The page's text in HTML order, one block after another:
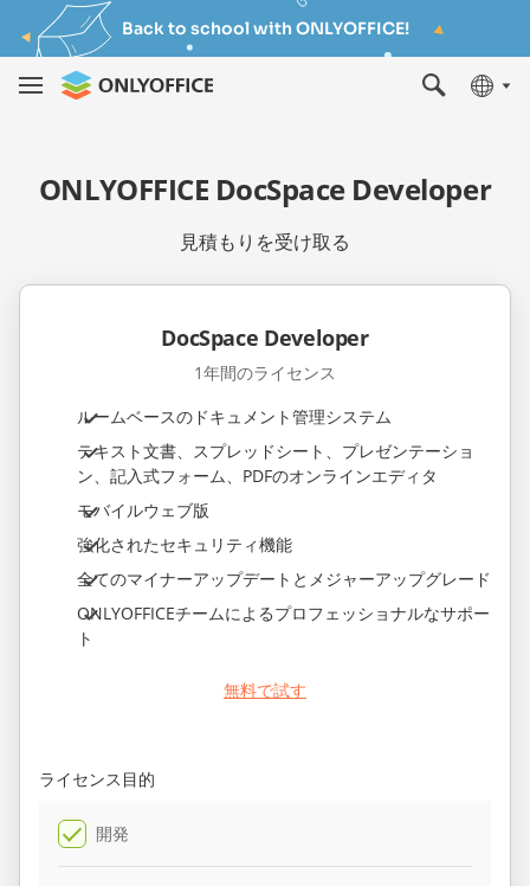
Back to school with ONLYOFFICE!
ONLYOFFICE DocSpace Developer
見積もりを受け取る
DocSpace Developer
1年間のライセンス
ルームベースのドキュメント管理システム
テキスト文書、スプレッドシート、プレゼンテーショ
ン、記入式フォーム、PDFのオンラインエディタ
モバイルウェブ版
強化されたセキュリティ機能
全てのマイナーアップデートとメジャーアップグレード
ONLYOFFICEチームによるプロフェッショナルなサポー
ト
無料で試す
ライセンス目的
開発